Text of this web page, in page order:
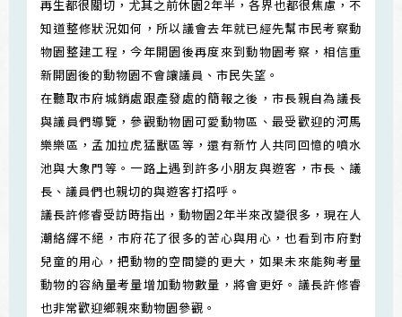
再生都很關切，尤其之前休園2年半，各界也都很焦慮，不
知道整修狀況如何，所以議會去年就已經先幫市民考察動
物園整建工程，今年開園後再度來到動物園考察，相信重
新開園後的動物園不會讓議員、市民失望。
在聽取市府城銷處跟產發處的簡報之後，市長親自為議長
與議員們導覽，參觀動物園可愛動物區、最受歡迎的河馬
樂樂區，孟加拉虎猛獸區等，還有新竹人共同回憶的噴水
池與大象門等。一路上遇到許多小朋友與遊客，市長、議
長、議員們也親切的與遊客打招呼。
議長許修睿受訪時指出，動物園2年半來改變很多，現在人
潮絡繹不絕，市府花了很多的苦心與用心，也看到市府對
兒童的用心，把動物的空間變的更大，如果未來能夠考量
動物的容納量考量增加動物數量，將會更好。議長許修睿
也非常歡迎鄉親來動物園參觀。